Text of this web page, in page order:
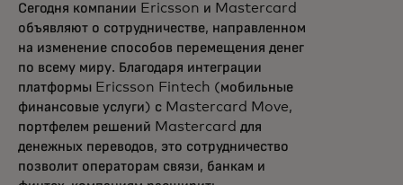
Сегодня компании Ericsson и Mastercard
объявляют о сотрудничестве, направленном
на изменение способов перемещения денег
по всему миру. Благодаря интеграции
платформы Ericsson Fintech (мобильные
финансовые услуги) с Mastercard Move,
портфелем решений Mastercard для
денежных переводов, это сотрудничество
позволит операторам связи, банкам и